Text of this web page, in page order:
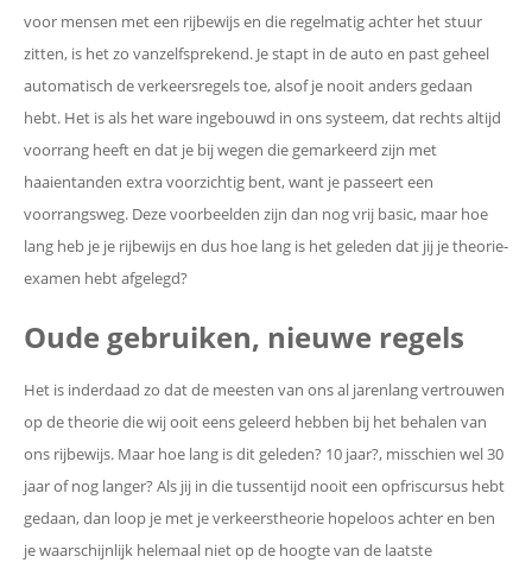
voor mensen met een rijbewijs en die regelmatig achter het stuur
zitten, is het zo vanzelfsprekend. Je stapt in de auto en past geheel
automatisch de verkeersregels toe, alsof je nooit anders gedaan
hebt. Het is als het ware ingebouwd in ons systeem, dat rechts altijd
voorrang heeft en dat je bij wegen die gemarkeerd zijn met
haaientanden extra voorzichtig bent, want je passeert een
voorrangsweg. Deze voorbeelden zijn dan nog vrij basic, maar hoe
lang heb je je rijbewijs en dus hoe lang is het geleden dat jij je theorie-
examen hebt afgelegd?
Oude gebruiken, nieuwe regels
Het is inderdaad zo dat de meesten van ons al jarenlang vertrouwen
op de theorie die wij ooit eens geleerd hebben bij het behalen van
ons rijbewijs. Maar hoe lang is dit geleden? 10 jaar?, misschien wel 30
jaar of nog langer? Als jij in die tussentijd nooit een opfriscursus hebt
gedaan, dan loop je met je verkeerstheorie hopeloos achter en ben
je waarschijnlijk helemaal niet op de hoogte van de laatste